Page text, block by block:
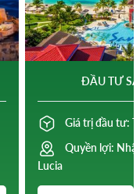
ĐẦU TƯ
Giá trị đầu tư:
Quyền lợi:
Lucia